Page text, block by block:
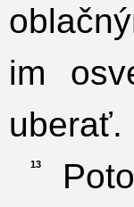
im
uberať.
13